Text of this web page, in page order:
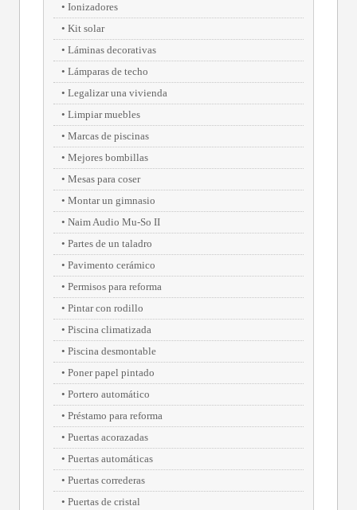
Ionizadores
Kit solar
Láminas decorativas
Lámparas de techo
Legalizar una vivienda
Limpiar muebles
Marcas de piscinas
Mejores bombillas
Mesas para coser
Montar un gimnasio
Naim Audio Mu-So II
Partes de un taladro
Pavimento cerámico
Permisos para reforma
Pintar con rodillo
Piscina climatizada
Piscina desmontable
Poner papel pintado
Portero automático
Préstamo para reforma
Puertas acorazadas
Puertas automáticas
Puertas correderas
Puertas de cristal